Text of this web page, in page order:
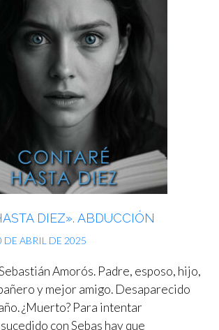
DIEZ». ABDUCCIÓN
DE ABRIL DE 2025
Amorós. Padre, esposo, hijo,
y mejor amigo. Desaparecido
¿Muerto? Para intentar
con Sebas hay que